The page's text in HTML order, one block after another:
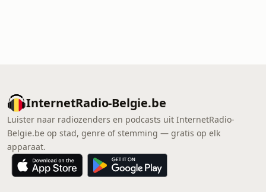
InternetRadio-Belgie.be
Luister naar radiozenders en podcasts uit InternetRadio-
Belgie.be op stad, genre of stemming — gratis op elk
apparaat.